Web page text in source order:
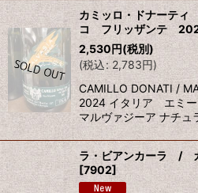
カミッロ・ドナーテ
コ フリッザンテ
2,530円(税別)
(税込: 2,783円)
CAMILLO DONATI /
2024 イタリア エミー
マルヴァジーア ナチ
ラ・ビアンカーラ /
[7902]